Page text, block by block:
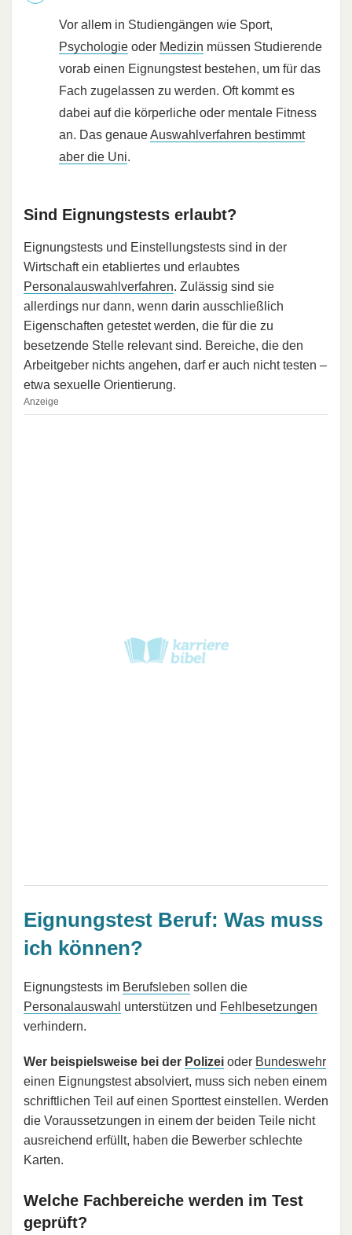
Vor allem in Studiengängen wie Sport,
Psychologie oder Medizin müssen Studierende
vorab einen Eignungstest bestehen, um für das
Fach zugelassen zu werden. Oft kommt es
dabei auf die körperliche oder mentale Fitness
an. Das genaueAuswahlverfahren bestimmt
aber die Uni.
Sind Eignungstests erlaubt?
Eignungstests und Einstellungstests sind in der
Wirtschaft ein etabliertes und erlaubtes
Personalauswahlverfahren. Zulässig sind sie
allerdings nur dann, wenn darin ausschließlich
Eigenschaften getestet werden, die für die zu
besetzende Stelle relevant sind. Bereiche, die den
Arbeitgeber nichts angehen, darf er auch nicht testen –
etwa sexuelle Orientierung.
Anzeige
Eignungstest Beruf: Was muss
ich können?
Eignungstests im Berufsleben sollen die
Personalauswahl unterstützen und Fehlbesetzungen
verhindern.
Wer beispielsweise bei der Polizei oder Bundeswehr
einen Eignungstest absolviert, muss sich neben einem
schriftlichen Teil auf einen Sporttest einstellen. Werden
die Voraussetzungen in einem der beiden Teile nicht
ausreichend erfüllt, haben die Bewerber schlechte
Karten.
Welche Fachbereiche werden im Test
geprüft?